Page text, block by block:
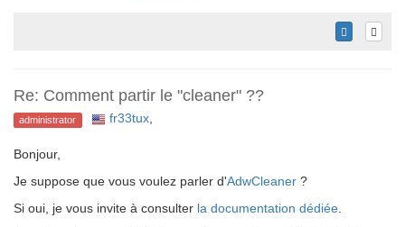
Re: Comment partir le "cleaner" ??
administrator fr33tux,
Bonjour,
Je suppose que vous voulez parler d'AdwCleaner ?
Si oui, je vous invite à consulter la documentation dédiée.